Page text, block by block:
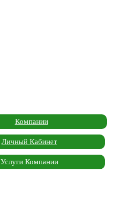
Компании
Личный Кабинет
Услуги Компании